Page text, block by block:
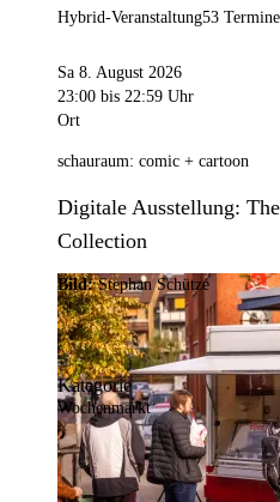
Hybrid-Veranstaltung53 Termine
Sa 8. August 2026
23:00 bis 22:59 Uhr
Ort
schauraum: comic + cartoon
Digitale Ausstellung:
Collection
Bild:Stephan Schütze
Kategorie
Wochenmarkt